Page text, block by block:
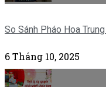
So Sánh Pháo Hoa
6 Tháng 10, 2025